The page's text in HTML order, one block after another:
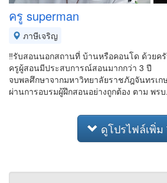
ครู superman
ภาษีเจริญ
‼️รับสอนนอกสถานที่ บ้านหรือคอนโด ด้วยค
ครูผู้สอนมีประสบการณ์สอนมากกว่า 3 ปี
จบพลศึกษาจากมหาวิทยาลัยราชภัฎจันทรเก
ผ่านการอบรมผู้ฝึกสอนอย่างถูกต้อง ตาม พร
ดูโปรไฟล์เพิ่ม